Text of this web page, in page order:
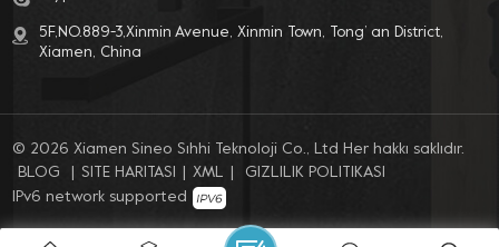
5F,NO.889-3,Xinmin Avenue, Xinmin Town, Tong’ an District,
Xiamen, China
© 2026 Xiamen Sineo Sıhhi Teknoloji Co., Ltd Her hakkı saklıdır.
BLOG
SITE HARITASI XML
GIZLILIK POLITIKASI
IPv6 network supported